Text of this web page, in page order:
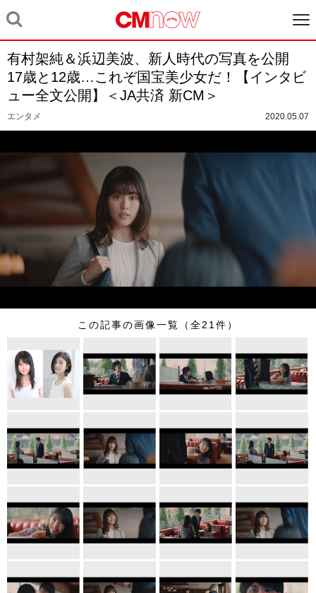
有村架純＆浜辺美波、新人時代の写真を公開
17歳と12歳…これぞ国宝美少女だ！【インタビ
ュー全文公開】＜JA共済 新CM＞
エンタメ 2020.05.07
この記事の画像一覧（全21件）